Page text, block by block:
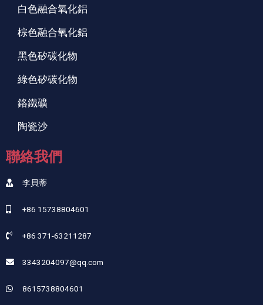
白色融合氧化鋁
棕色融合氧化鋁
黑色矽碳化物
綠色矽碳化物
鉻鐵礦
陶瓷沙
聯絡我們
李貝蒂
+86 15738804601
+86 371-63211287
3343204097@qq.com
8615738804601